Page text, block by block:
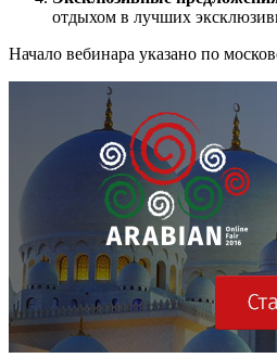
отдыхом в лучших
Начало вебинара указано по